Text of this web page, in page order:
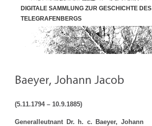
DIGITALE SAMMLUNG ZUR GESCHICHTE DES
TELEGRAFENBERGS
(5.11.1794 – 10.9.1885)
Generalleutnant Dr. h. c. Baeyer, Johann